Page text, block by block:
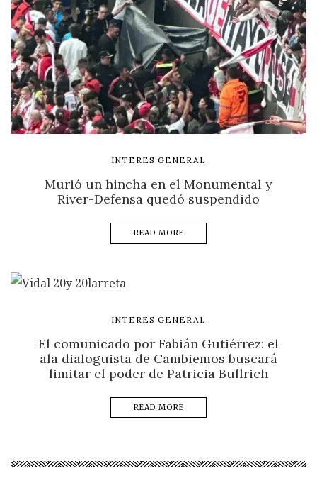
INTERES GENERAL
Murió un hincha en el Monumental y
River-Defensa quedó suspendido
READ MORE
INTERES GENERAL
El comunicado por Fabián Gutiérrez: el
ala dialoguista de Cambiemos buscará
limitar el poder de Patricia Bullrich
READ MORE